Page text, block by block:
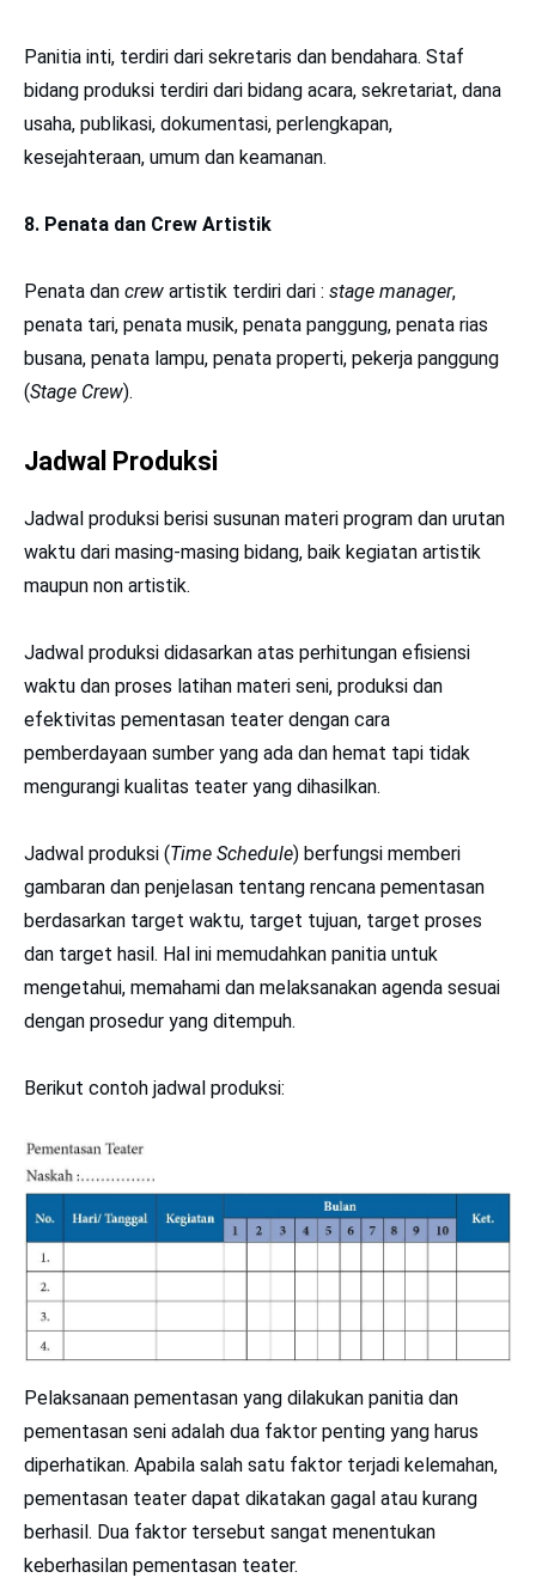
Panitia inti, terdiri dari sekretaris dan bendahara. Staf
bidang produksi terdiri dari bidang acara, sekretariat, dana
usaha, publikasi, dokumentasi, perlengkapan,
kesejahteraan, umum dan keamanan.
8. Penata dan Crew Artistik
Penata dan crew artistik terdiri dari : stage manager,
penata tari, penata musik, penata panggung, penata rias
busana, penata lampu, penata properti, pekerja panggung
(Stage Crew).
Jadwal Produksi
Jadwal produksi berisi susunan materi program dan urutan
waktu dari masing-masing bidang, baik kegiatan artistik
maupun non artistik.
Jadwal produksi didasarkan atas perhitungan efisiensi
waktu dan proses latihan materi seni, produksi dan
efektivitas pementasan teater dengan cara
pemberdayaan sumber yang ada dan hemat tapi tidak
mengurangi kualitas teater yang dihasilkan.
Jadwal produksi (Time Schedule) berfungsi memberi
gambaran dan penjelasan tentang rencana pementasan
berdasarkan target waktu, target tujuan, target proses
dan target hasil. Hal ini memudahkan panitia untuk
mengetahui, memahami dan melaksanakan agenda sesuai
dengan prosedur yang ditempuh.
Berikut contoh jadwal produksi:
Pelaksanaan pementasan yang dilakukan panitia dan
pementasan seni adalah dua faktor penting yang harus
diperhatikan. Apabila salah satu faktor terjadi kelemahan,
pementasan teater dapat dikatakan gagal atau kurang
berhasil. Dua faktor tersebut sangat menentukan
keberhasilan pementasan teater.